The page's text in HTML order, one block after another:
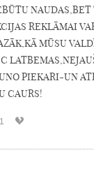
NAUDAS,BET
REKLĀMAI
MŪSU
PIEKARI-UN
CAURS!
1